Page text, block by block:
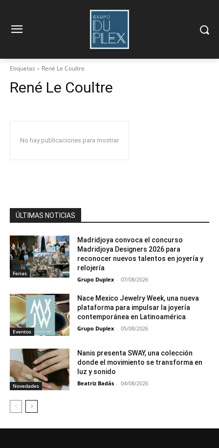
Etiquetas René Le Coultre
René Le Coultre
No hay publicaciones para mostrar
ÚLTIMAS NOTICIAS
Ferias
Madridjoya convoca el concurso
Madridjoya Designers 2026 para
reconocer nuevos talentos en joyería y
relojería
Grupo Duplex - 07/08/2026
Eventos
Nace Mexico Jewelry Week, una nueva
plataforma para impulsar la joyería
contemporánea en Latinoamérica
Grupo Duplex - 05/08/2026
Novedades
Nanis presenta SWAY, una colección
donde el movimiento se transforma en
luz y sonido
Beatriz Badás - 04/08/2026